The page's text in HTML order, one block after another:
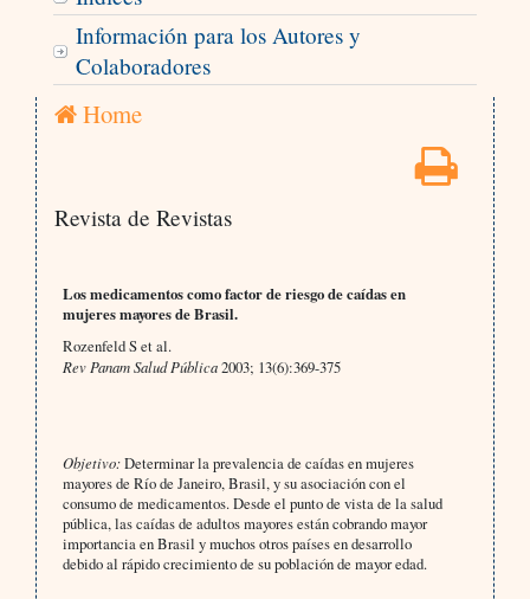
Información para los Autores y
Colaboradores
Home
Revista de Revistas
Los medicamentos como factor de riesgo de caídas en
mujeres mayores de Brasil.
Rozenfeld S et al.
Rev Panam Salud Pública2003; 13(6):369-375
Objetivo:Determinar la prevalencia de caídas en mujeres
mayores de Río de Janeiro, Brasil, y su asociación con el
consumo de medicamentos. Desde el punto de vista de la salud
pública, las caídas de adultos mayores están cobrando mayor
importancia en Brasil y muchos otros países en desarrollo
debido al rápido crecimiento de su población de mayor edad.